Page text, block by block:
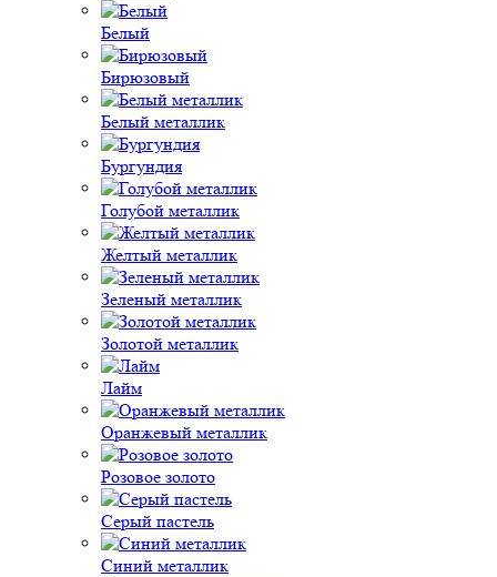
Белый
Бирюзовый
Белый металлик
Бургундия
Голубой металлик
Желтый металлик
Зеленый металлик
Золотой металлик
Лайм
Оранжевый металлик
Розовое золото
Серый пастель
Синий металлик